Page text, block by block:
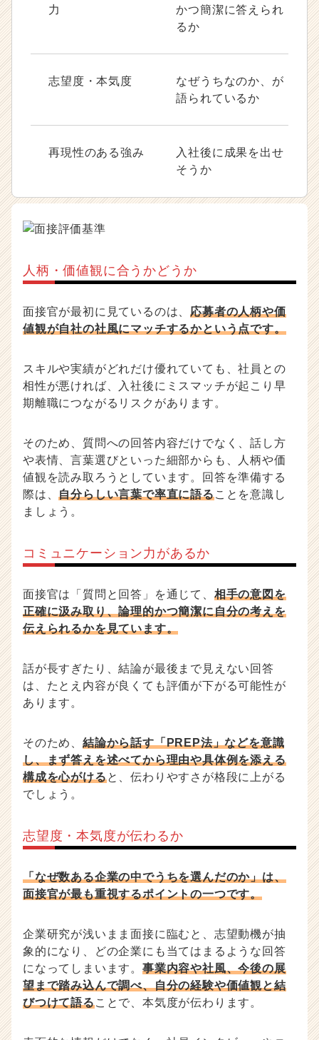
力
かつ簡潔に答えられ
るか
志望度・本気度
なぜうちなのか、が
語られているか
再現性のある強み
入社後に成果を出せ
そうか
人柄・価値観に合うかどうか
面接官が最初に見ているのは、応募者の人柄や価
値観が自社の社風にマッチするかという点です。
スキルや実績がどれだけ優れていても、社員との
相性が悪ければ、入社後にミスマッチが起こり早
期離職につながるリスクがあります。
そのため、質問への回答内容だけでなく、話し方
や表情、言葉選びといった細部からも、人柄や価
値観を読み取ろうとしています。回答を準備する
際は、自分らしい言葉で率直に語ることを意識し
ましょう。
コミュニケーション力があるか
面接官は「質問と回答」を通じて、 相手の意図を
正確に汲み取り、論理的かつ簡潔に自分の考えを
伝えられるかを見ています。
話が長すぎたり、結論が最後まで見えない回答
は、たとえ内容が良くても評価が下がる可能性が
あります。
そのため、 結論から話す「PREP法」などを意識
し、まず答えを述べてから理由や具体例を添える
構成を心がけると、伝わりやすさが格段に上がる
でしょう。
志望度・本気度が伝わるか
「なぜ数ある企業の中でうちを選んだのか」は、
面接官が最も重視するポイントの一つです。
企業研究が浅いまま面接に臨むと、志望動機が抽
象的になり、どの企業にも当てはまるような回答
になってしまいます。 事業内容や社風、今後の展
望まで踏み込んで調べ、自分の経験や価値観と結
びつけて語ることで、本気度が伝わります。